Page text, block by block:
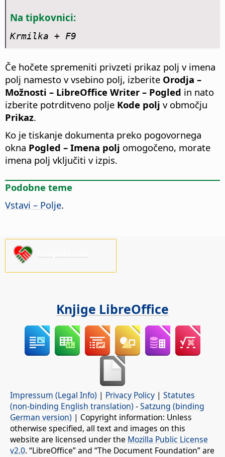
Na tipkovnici:
Krmilka + F9
Če hočete spremeniti privzeti prikaz polj v imena
polj namesto v vsebino polj, izberite Orodja –
Možnosti – LibreOffice Writer – Pogled in nato
izberite potrditveno polje Kode polj v območju
Prikaz.
Ko je tiskanje dokumenta preko pogovornega
okna Pogled – Imena polj omogočeno, morate
imena polj vključiti v izpis.
Podobne teme
Vstavi – Polje.
Knjige LibreOffice
Impressum (Legal Info) | Privacy Policy | Statutes
(non-binding English translation) -Satzung (binding
German version) | Copyright information: Unless
otherwise specified, all text and images on this
website are licensed under the Mozilla Public License
v2.0. “LibreOffice” and “The Document Foundation” are